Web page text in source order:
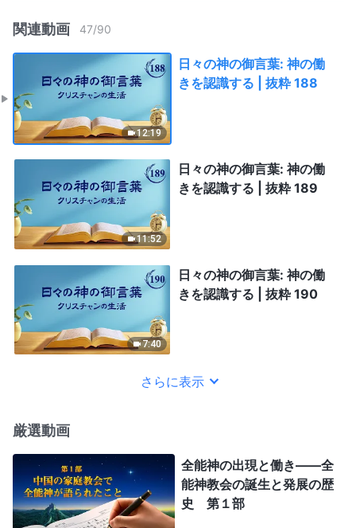
関連動画 47/90
12:19
日々の神の御言葉: 神の働
きを認識する | 抜粋 188
11:52
日々の神の御言葉: 神の働
きを認識する | 抜粋 189
7:40
日々の神の御言葉: 神の働
きを認識する | 抜粋 190
さらに表示
厳選動画
全能神の出現と働き——全
能神教会の誕生と発展の歴
史 第１部